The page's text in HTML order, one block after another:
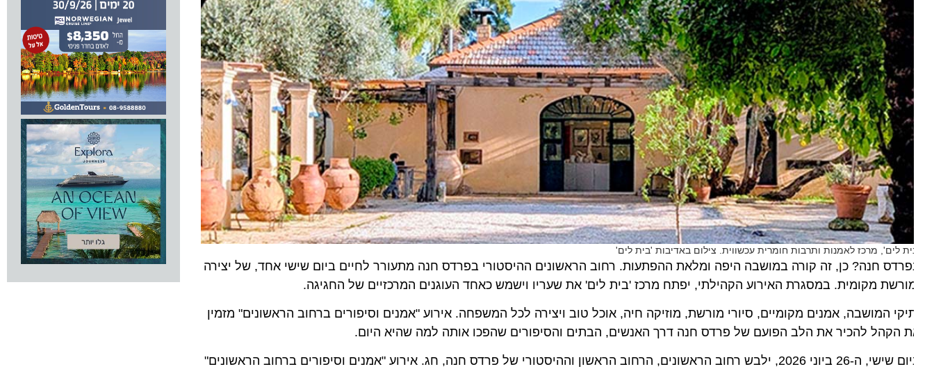
לים', מרכז לאמנות ותרבות חומרית עכשווית. צילום באדיבות 'בית לים'
חנה? כן, זה קורה במושבה היפה ומלאת ההפתעות. רחוב הראשונים ההיסטורי בפרדס חנה מתעורר לחיים ביום שישי אחד, של יצירה
מקומית. במסגרת האירוע הקהילתי, יפתח מרכז 'בית לים' את שעריו וישמש כאחד העוגנים המרכזיים של החגיגה.
המושבה, אמנים מקומיים, סיורי מורשת, מוזיקה חיה, אוכל טוב ויצירה לכל המשפחה. אירוע "אמנים וסיפורים ברחוב הראשונים" מזמין
הקהל להכיר את הלב הפועם של פרדס חנה דרך האנשים, הבתים והסיפורים שהפכו אותה למה שהיא היום.
ביום שישי, ה-26 ביוני 2026, ילבש רחוב הראשונים, הרחוב הראשון וההיסטורי של פרדס חנה, חג. אירוע "אמנים וסיפורים ברחוב הראשונים"